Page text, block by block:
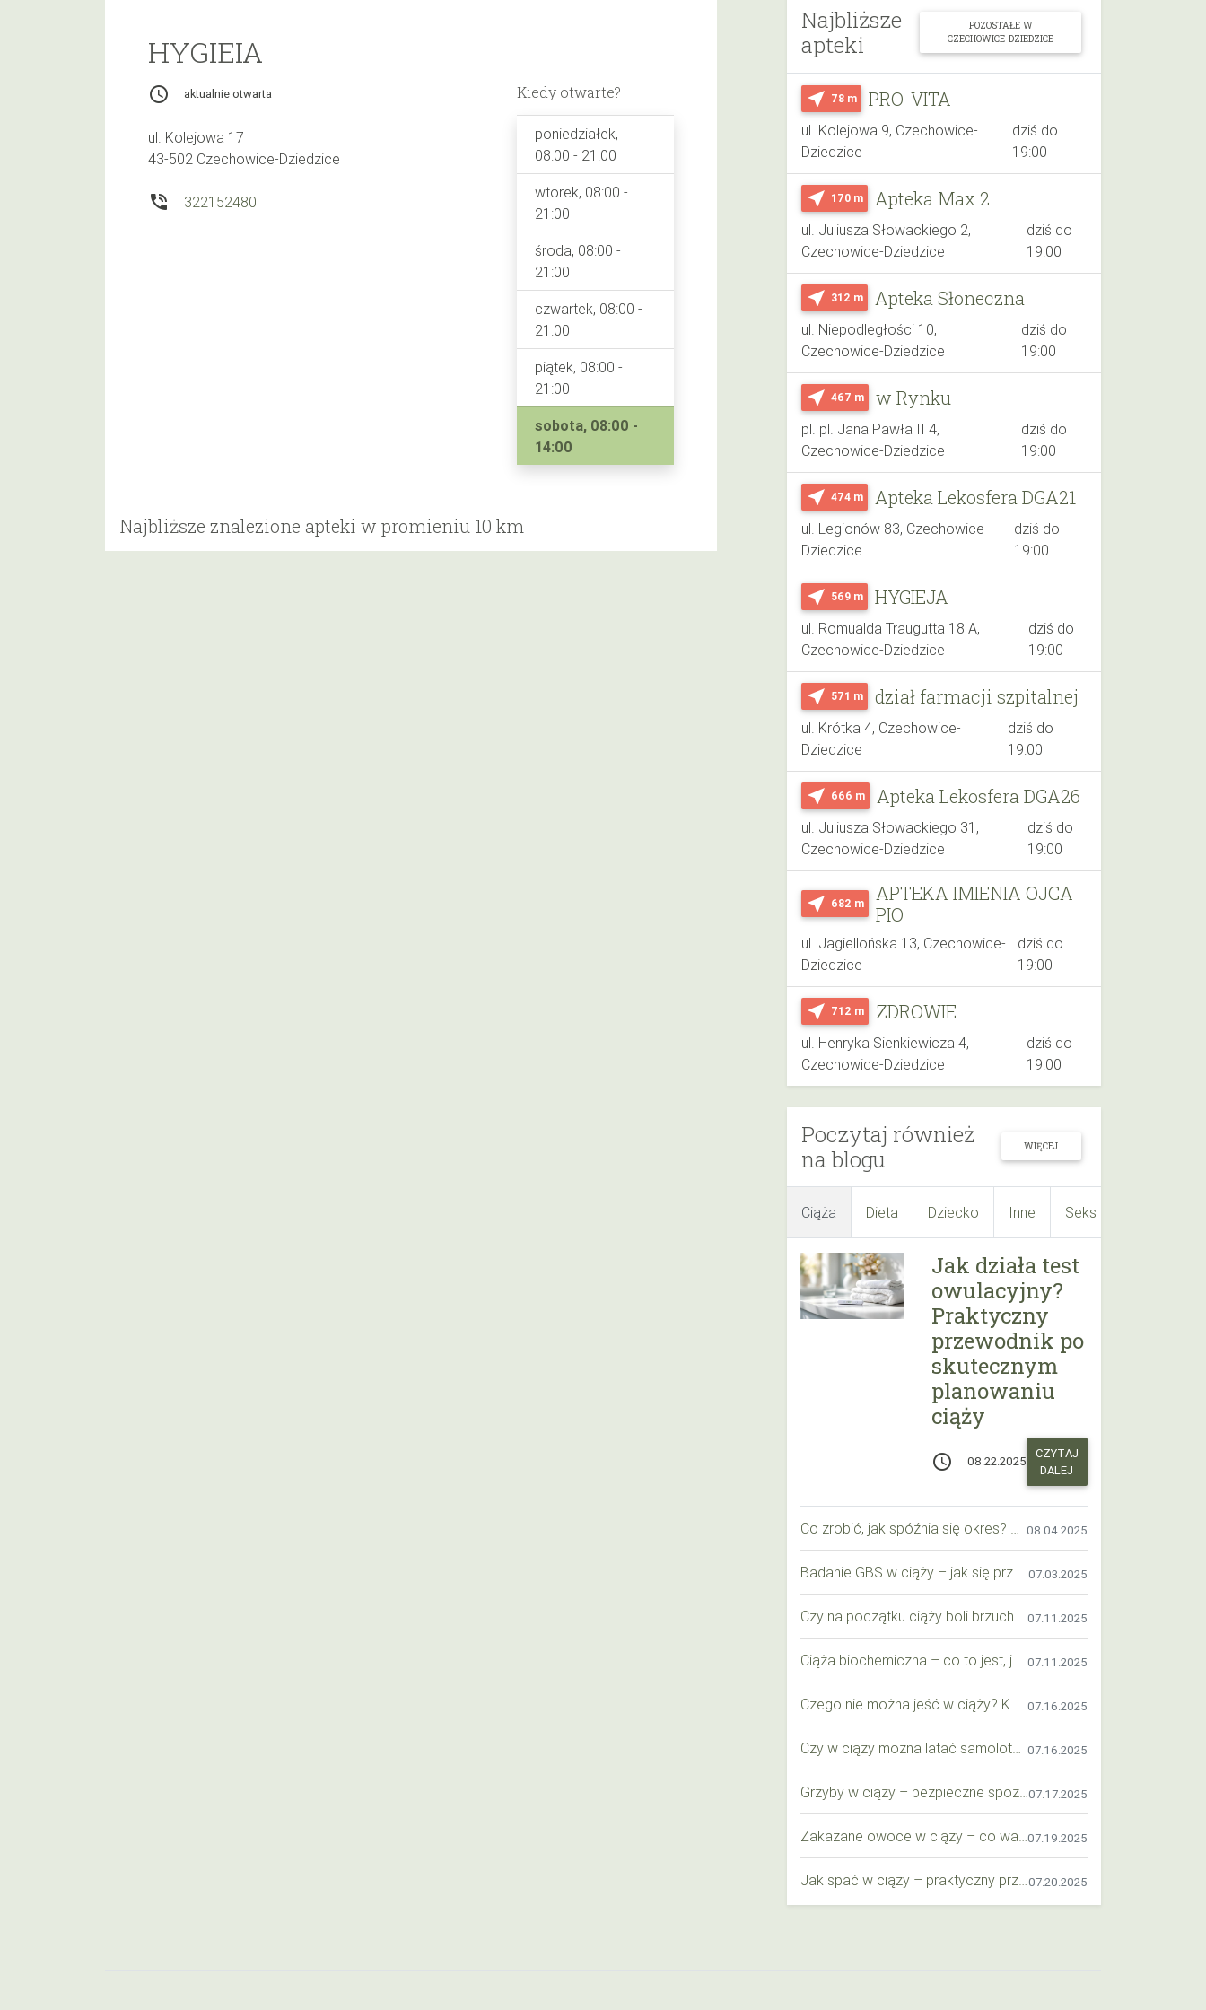
Najbliższe
apteki
POZOSTAŁE W
CZECHOWICE-DZIEDZICE
near_me 78 m PRO-VITA
ul. Kolejowa 9, Czechowice-
Dziedzice
dziś do
19:00
near_me 170 m Apteka Max 2
ul. Juliusza Słowackiego 2,
Czechowice-Dziedzice
dziś do
19:00
near_me 312 m Apteka Słoneczna
ul. Niepodległości 10,
Czechowice-Dziedzice
dziś do
19:00
near_me 467 m w Rynku
pl. pl. Jana Pawła II 4,
Czechowice-Dziedzice
dziś do
19:00
near_me 474 m Apteka Lekosfera DGA21
ul. Legionów 83, Czechowice-
Dziedzice
dziś do
19:00
near_me 569 m HYGIEJA
ul. Romualda Traugutta 18 A,
Czechowice-Dziedzice
dziś do
19:00
near_me 571 m dział farmacji szpitalnej
ul. Krótka 4, Czechowice-
Dziedzice
dziś do
19:00
near_me 666 m Apteka Lekosfera DGA26
ul. Juliusza Słowackiego 31,
Czechowice-Dziedzice
dziś do
19:00
near_me 682 m
APTEKA IMIENIA OJCA
PIO
ul. Jagiellońska 13, Czechowice-
Dziedzice
dziś do
19:00
near_me 712 m ZDROWIE
ul. Henryka Sienkiewicza 4,
Czechowice-Dziedzice
dziś do
19:00
Poczytaj również
na blogu
WIĘCEJ
Ciąża Dieta Dziecko Inne Seks
Jak działa test
owulacyjny?
Praktyczny
przewodnik po
skutecznym
planowaniu
ciąży
access_time 08.22.2025
CZYTAJ
DALEJ
08.04.2025
07.03.2025
07.11.2025
07.11.2025
07.16.2025
07.16.2025
07.17.2025
07.19.2025
07.20.2025
HYGIEIA
access_time aktualnie otwarta
ul. Kolejowa 17
43-502 Czechowice-Dziedzice
phone_in_talk 322152480
Kiedy otwarte?
poniedziałek,
08:00 - 21:00
wtorek, 08:00 -
21:00
środa, 08:00 -
21:00
czwartek, 08:00 -
21:00
piątek, 08:00 -
21:00
sobota, 08:00 -
14:00
Najbliższe znalezione apteki w promieniu 10 km